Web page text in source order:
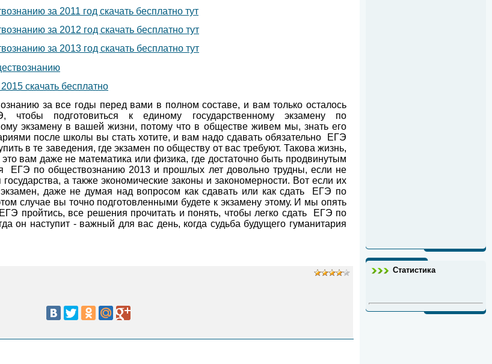
за 2011 год скачать бесплатно тут
за 2012 год скачать бесплатно тут
за 2013 год скачать бесплатно тут
скачать бесплатно
за все годы перед вами в полном составе, и вам только осталось
чтобы подготовиться к единому государственному экзамену по
экзамену в вашей жизни, потому что в обществе живем мы, знать его
после школы вы стать хотите, и вам надо сдавать обязательно
ЕГЭ
в те заведения, где экзамен по обществу от вас требуют. Такова жизнь,
вам даже не математика или физика, где достаточно быть продвинутым
ЕГЭ по обществознанию 2013 и прошлых лет довольно трудны, если не
а также экономические законы и закономерности. Вот если их
даже не думая над вопросом как сдавать или как сдать
ЕГЭ по
случае вы точно подготовленными будете к экзамену этому. И мы опять
пройтись, все решения прочитать и понять, чтобы легко сдать
ЕГЭ по
он наступит - важный для вас день, когда судьба будущего гуманитария
Статистика